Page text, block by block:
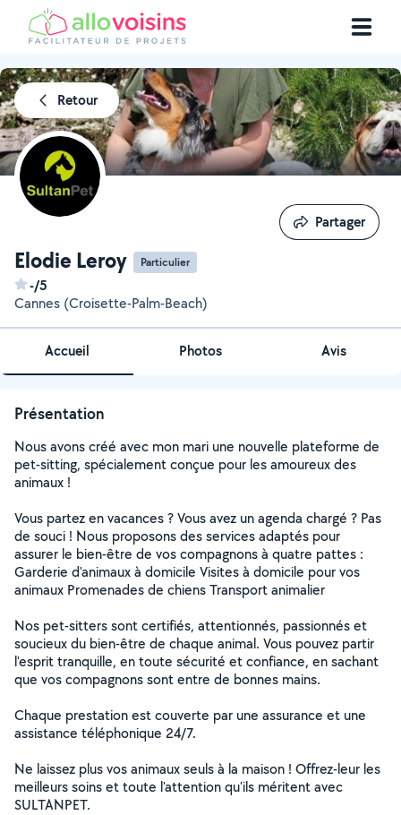
Retour
Elodie Leroy Particulier
-/5
Cannes (Croisette-Palm-Beach)
Partager
Partager
Accueil Photos Avis
Présentation
Nous avons créé avec mon mari une nouvelle plateforme de
pet-sitting, spécialement conçue pour les amoureux des
animaux !
Vous partez en vacances ? Vous avez un agenda chargé ? Pas
de souci ! Nous proposons des services adaptés pour
assurer le bien-être de vos compagnons à quatre pattes :
Garderie d'animaux à domicile Visites à domicile pour vos
animaux Promenades de chiens Transport animalier
Nos pet-sitters sont certifiés, attentionnés, passionnés et
soucieux du bien-être de chaque animal. Vous pouvez partir
l'esprit tranquille, en toute sécurité et confiance, en sachant
que vos compagnons sont entre de bonnes mains.
Chaque prestation est couverte par une assurance et une
assistance téléphonique 24/7.
Ne laissez plus vos animaux seuls à la maison ! Offrez-leur les
meilleurs soins et toute l'attention qu'ils méritent avec
SULTANPET.